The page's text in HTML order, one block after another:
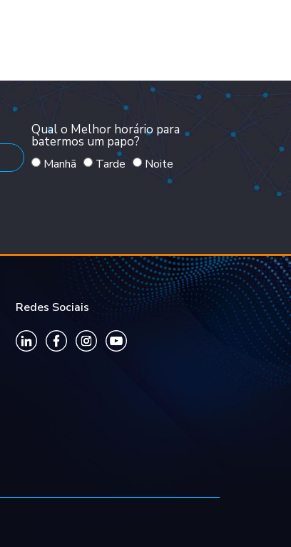
Qual o Melhor horário para
batermos um papo?
Manhã Tarde Noite
Redes Sociais